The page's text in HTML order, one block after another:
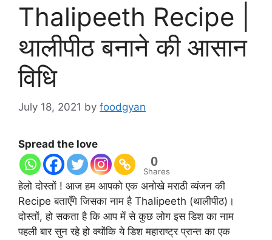
Thalipeeth Recipe |
थालीपीठ बनाने की आसान
विधि
July 18, 2021 by foodgyan
Spread the love
0
Shares
हेलो दोस्तों ! आज हम आपको एक अनोखे मराठी व्यंजन की
Recipe बताएँगे जिसका नाम है Thalipeeth (थालीपीठ)।
दोस्तों, हो सकता है कि आप में से कुछ लोग इस डिश का नाम
पहली बार सुन रहे हो क्योंकि ये डिश महाराष्ट्र प्रान्त का एक